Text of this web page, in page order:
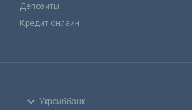
Депозиты
Кредит онлайн
Укрсиббанк